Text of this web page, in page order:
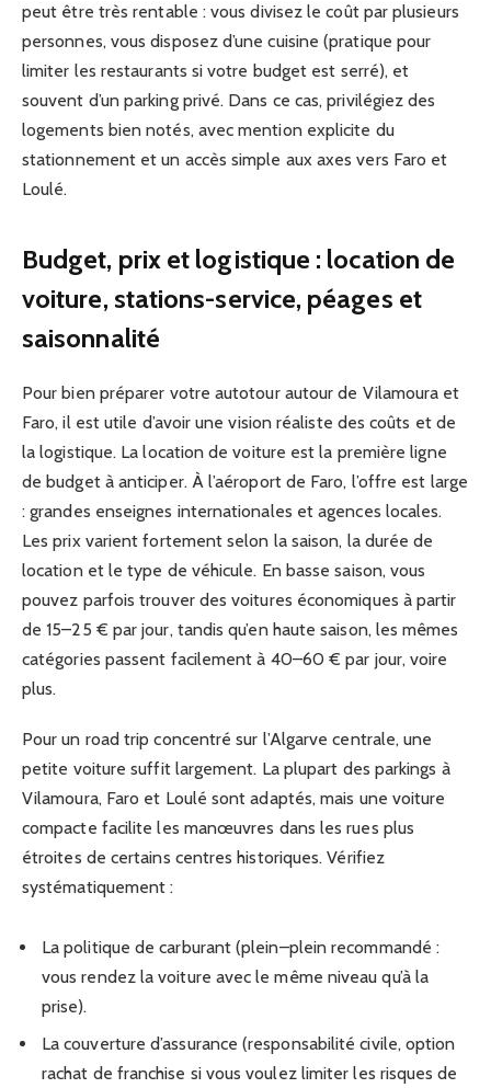
peut être très rentable : vous divisez le coût par plusieurs
personnes, vous disposez d’une cuisine (pratique pour
limiter les restaurants si votre budget est serré), et
souvent d’un parking privé. Dans ce cas, privilégiez des
logements bien notés, avec mention explicite du
stationnement et un accès simple aux axes vers Faro et
Loulé.
Budget, prix et logistique : location de
voiture, stations-service, péages et
saisonnalité
Pour bien préparer votre autotour autour de Vilamoura et
Faro, il est utile d’avoir une vision réaliste des coûts et de
la logistique. La location de voiture est la première ligne
de budget à anticiper. À l’aéroport de Faro, l’offre est large
: grandes enseignes internationales et agences locales.
Les prix varient fortement selon la saison, la durée de
location et le type de véhicule. En basse saison, vous
pouvez parfois trouver des voitures économiques à partir
de 15–25 € par jour, tandis qu’en haute saison, les mêmes
catégories passent facilement à 40–60 € par jour, voire
plus.
Pour un road trip concentré sur l’Algarve centrale, une
petite voiture suffit largement. La plupart des parkings à
Vilamoura, Faro et Loulé sont adaptés, mais une voiture
compacte facilite les manœuvres dans les rues plus
étroites de certains centres historiques. Vérifiez
systématiquement :
La politique de carburant (plein–plein recommandé :
vous rendez la voiture avec le même niveau qu’à la
prise).
La couverture d’assurance (responsabilité civile, option
rachat de franchise si vous voulez limiter les risques de